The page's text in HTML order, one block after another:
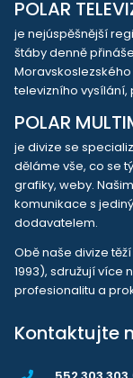
POLAR
je nejúspěšnější
štáby denně
televizního vysílání,
POLAR
je divize se
děláme vše, co se
grafiky, weby.
komunikace s
dodavatelem.
Obě naše divize
1993), sdružují více
profesionalitu a
Kontaktujte